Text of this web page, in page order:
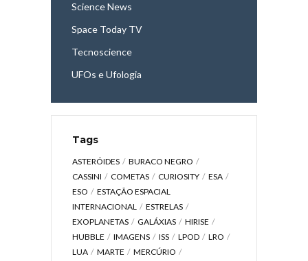
Science News
Space Today TV
Tecnoscience
UFOs e Ufologia
Tags
ASTERÓIDES
BURACO NEGRO
CASSINI
COMETAS CURIOSITY
ESA
ESO
ESTAÇÃO ESPACIAL
INTERNACIONAL
ESTRELAS
EXOPLANETAS
GALÁXIAS
HIRISE
HUBBLE
IMAGENS ISS LPOD
LRO
LUA
MARTE
MERCÚRIO